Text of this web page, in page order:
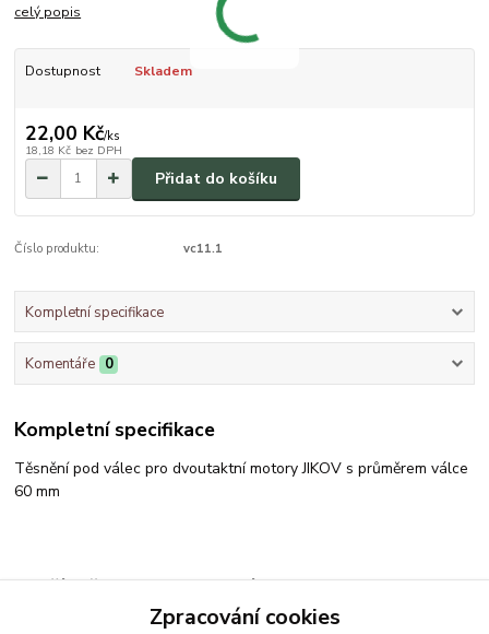
celý popis
Dostupnost Skladem
22,00 Kč/ks
18,18 Kč bez DPH
Přidat do košíku
Číslo produktu: vc11.1
Kompletní specifikace
Komentáře 0
Kompletní specifikace
Těsnění pod válec pro dvoutaktní motory JIKOV s průměrem válce
60 mm
Zboží zařazeno v kategoriích
Válec,píst,kliková hřídelZpracování cookies